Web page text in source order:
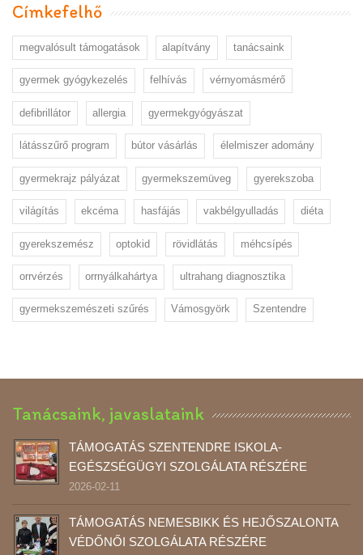
Címkefelhő
megvalósult támogatások alapítvány tanácsaink
gyermek gyógykezelés felhívás vérnyomásmérő
defibrillátor allergia gyermekgyógyászat
látásszűrő program bútor vásárlás élelmiszer adomány
gyermekrajz pályázat gyermekszemüveg gyerekszoba
világítás ekcéma hasfájás vakbélgyulladás diéta
gyerekszemész optokid rövidlátás méhcsípés
orrvérzés orrnyálkahártya ultrahang diagnosztika
gyermekszemészeti szűrés Vámosgyörk Szentendre
Tanácsaink, javaslataink
TÁMOGATÁS SZENTENDRE ISKOLA-
EGÉSZSÉGÜGYI SZOLGÁLATA RÉSZÉRE
2026-02-11
TÁMOGATÁS NEMESBIKK ÉS HEJŐSZALONTA
VÉDŐNŐI SZOLGÁLATA RÉSZÉRE